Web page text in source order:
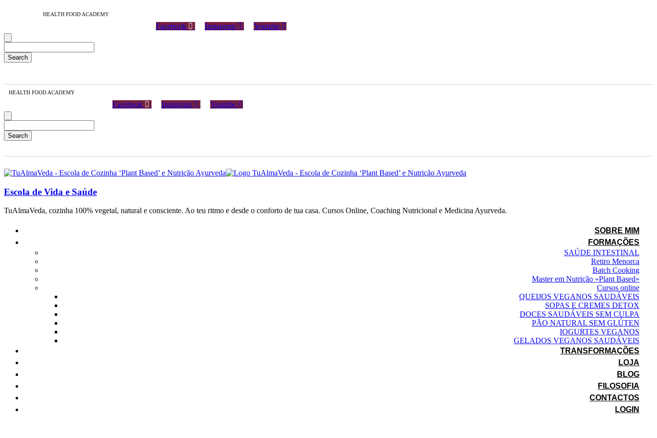
HEALTH FOOD ACADEMY
Facebook Instagram Youtube
HEALTH FOOD ACADEMY
Facebook Instagram Youtube
Escola de Vida e Saúde
TuAlmaVeda, cozinha 100% vegetal, natural e consciente. Ao teu ritmo e desde o conforto de tua casa. Cursos Online, Coaching Nutricional e Medicina Ayurveda.
SOBRE MIM
FORMAÇÕES
SAÚDE INTESTINAL
Retiro Menorca
Batch Cooking
Master em Nutrição «Plant Based»
Cursos online
QUEIJOS VEGANOS SAUDÁVEIS
SOPAS E CREMES DETOX
DOCES SAUDÁVEIS SEM CULPA
PÃO NATURAL SEM GLÚTEN
IOGURTES VEGANOS
GELADOS VEGANOS SAUDÁVEIS
TRANSFORMAÇÕES
LOJA
BLOG
FILOSOFIA
CONTACTOS
LOGIN